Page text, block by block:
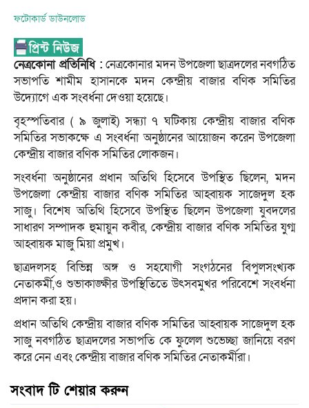
ফটোকার্ড ডাউনলোড
নেত্রকোনা প্রতিনিধি : নেত্রকোনার মদন উপজেলা ছাত্রদলের নবগঠিত
সভাপতি শামীম হাসানকে মদন কেন্দ্রীয় বাজার বণিক সমিতির
উদ্যোগে এক সংবর্ধনা দেওয়া হয়েছে।
বৃহস্পতিবার ( ৯ জুলাই) সন্ধ্যা ৭ ঘটিকায় কেন্দ্রীয় বাজার বণিক
সমিতির সভাকক্ষে এ সংবর্ধনা অনুষ্ঠানের আয়োজন করেন উপজেলা
কেন্দ্রীয় বাজার বণিক সমিতির লোকজন।
সংবর্ধনা অনুষ্ঠানের প্রধান অতিথি হিসেবে উপস্থিত ছিলেন, মদন
উপজেলা কেন্দ্রীয় বাজার বণিক সমিতির আহ্বায়ক সাজেদুল হক
সাজু। বিশেষ অতিথি হিসেবে উপস্থিত ছিলেন উপজেলা যুবদলের
সাধারণ সম্পাদক হুমায়ুন কবীর, কেন্দ্রীয় বাজার বণিক সমিতির যুগ্ম
আহ্বায়ক মাজু মিয়া প্রমুখ।
ছাত্রদলসহ বিভিন্ন অঙ্গ ও সহযোগী সংগঠনের বিপুলসংখ্যক
নেতাকর্মী,ও শুভাকাঙ্ক্ষীর উপস্থিতিতে উৎসবমুখর পরিবেশে সংবর্ধনা
প্রদান করা হয়।
প্রধান অতিথি কেন্দ্রীয় বাজার বণিক সমিতির আহ্বায়ক সাজেদুল হক
সাজু নবগঠিত ছাত্রদলের সভাপতি কে ফুলেল শুভেচ্ছা জানিয়ে বরণ
করে নেন এবং কেন্দ্রীয় বাজার বণিক সমিতির নেতাকর্মীরা।
সংবাদ টি শেয়ার করুন